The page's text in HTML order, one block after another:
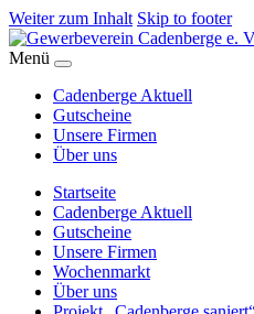
Weiter zum Inhalt Skip to footer
Menü
Cadenberge Aktuell
Gutscheine
Unsere Firmen
Über uns
Startseite
Cadenberge Aktuell
Gutscheine
Unsere Firmen
Wochenmarkt
Über uns